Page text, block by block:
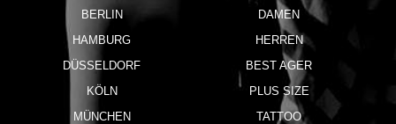
BERLIN
HAMBURG
DÜSSELDORF
KÖLN
MÜNCHEN
DAMEN
HERREN
BEST AGER
PLUS SIZE
TATTOO